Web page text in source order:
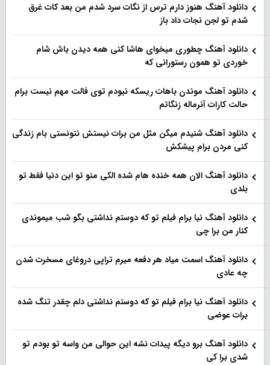
دانلود آهنگ هنو‌ز دارم ترس از نگات سرد شدم من بعد کات غرق
شدم تو لجن نجات داد باز
دانلود آهنگ چطوری میخوای هاشا کنی همه دیدن باش شام
خوردی تو همون رستورانی که
دانلود آهنگ موندن باهات ریسکه نبودم توی فالت مهم نیست برام
حالت کارات آنرماله زنگاتم
دانلود آهنگ شنیدم میگن مثل من برات نیستش نتونستی بام زندگی
کنی مردن برام پیشکش
دانلود آهنگ الان همه خنده هام شده الکی منو تو این دنیا فقط تو
بلدی
دانلود آهنگ نیا برام فیلم تو‌ که دوستم نداشتی بگو شب میموندی
کنار من برا چی
دانلود آهنگ اسمت میاد هر دفعه میرم تراپی دروغای مسخرت شدن
چه عادی
دانلود آهنگ نیا برام فیلم تو‌ که دوستم نداشتی دلم چقدر تنگ شده
برات عوضی
دانلود آهنگ برو دیگه پیدات نشه این حوالی من واسه تو‌ بودم تو
شدی برا کی